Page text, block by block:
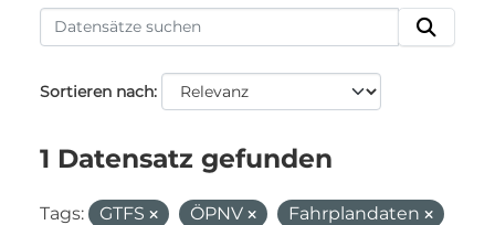
Sortieren nach
1 Datensatz gefunden
Tags: GTFS ÖPNV
Fahrplandaten